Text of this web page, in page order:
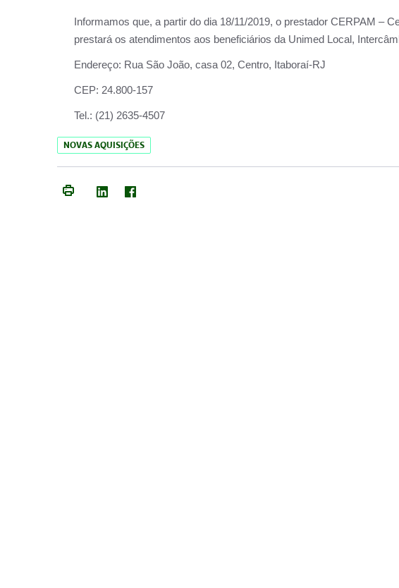
Informamos que, a partir do dia 18/11/2019, o prestador CERPAM –
prestará os atendimentos aos beneficiários da Unimed Local,
Endereço: Rua São João, casa 02, Centro, Itaboraí-RJ
CEP: 24.800-157
Tel.: (21) 2635-4507
NOVAS AQUISIÇÕES